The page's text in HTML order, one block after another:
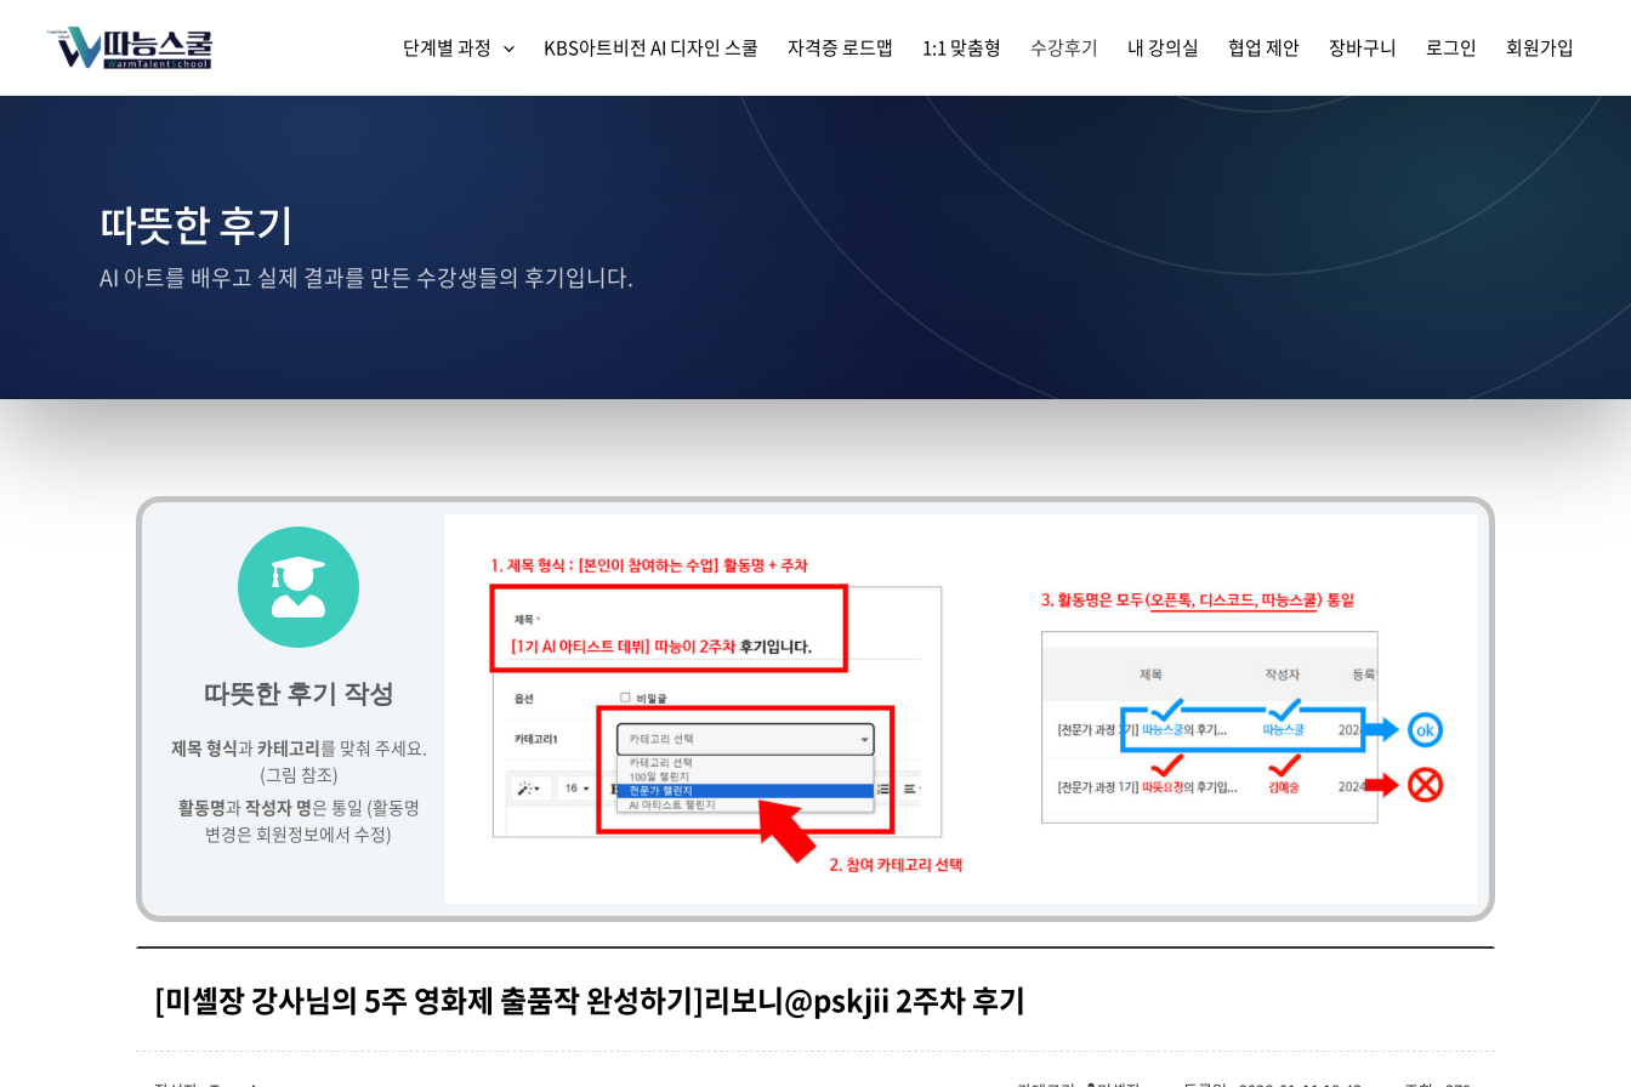
단계별 과정 KBS아트비전 AI 디자인 스쿨 자격증 로드맵 1:1 맞춤형 수강후기 내 강의실 협업 제안 장바구니 로그인 회원가입
따뜻한 후기
AI 아트를 배우고 실제 결과를 만든 수강생들의 후기입니다.
따뜻한 후기 작성
제목 형식과카테고리를 맞춰 주세요.
(그림 참조)
활동명과작성자 명은 통일 (활동명
변경은 회원정보에서 수정)
[미셸장 강사님의 5주 영화제 출품작 완성하기]리보니@pskjii 2주차 후기